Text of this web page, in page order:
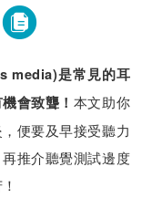
media)是常見的耳
會致聾！ 本文助你
便要及早接受聽力
推介聽覺測試邊度